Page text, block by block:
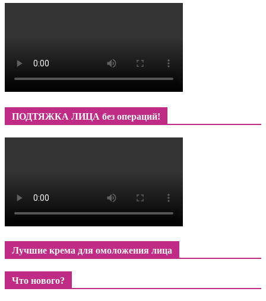
ПОДТЯЖКА ЛИЦА без операций!
Лучшие крема для омоложения лица
Что нового?